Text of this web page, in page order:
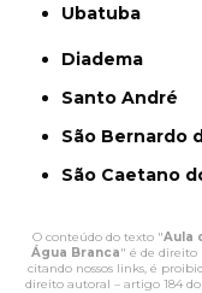
Ubatuba
Diadema
Santo André
São Bernardo
São Caetano
O conteúdo do texto "Aula
Água Branca" é de direito
citando nossos links, é
direito autoral – artigo 184